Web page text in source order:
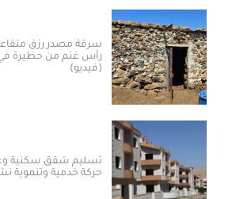
رأس غنم من حظيرة في ريف
(فيديو)
تسليم شقق سكنية وعودة خدمات
حركة خدمية وتنموية نشطة بريف